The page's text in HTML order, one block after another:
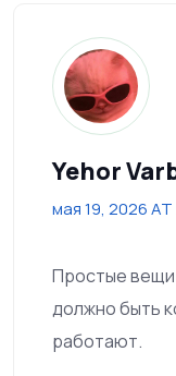
Yehor
мая 19, 2026
Простые вещи
должно быть
работают.